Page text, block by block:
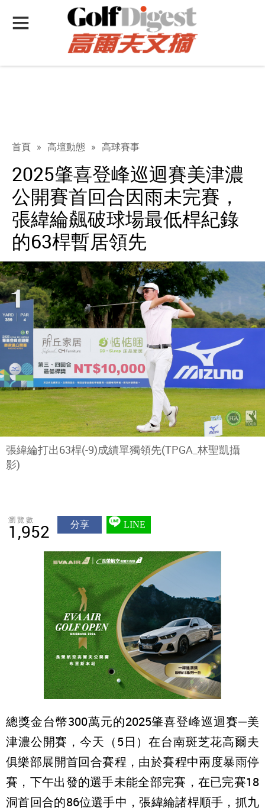
首頁 » 高壇動態 » 高球賽事
2025肇喜登峰巡迴賽美津濃
公開賽首回合因雨未完賽，
張緯綸飆破球場最低桿紀錄
的63桿暫居領先
張緯綸打出63桿(-9)成績單獨領先(TPGA_林聖凱攝
影)
瀏覽數
1,952 分享 LINE
總獎金台幣300萬元的2025肇喜登峰巡迴賽─美
津濃公開賽，今天（5日）在台南斑芝花高爾夫
俱樂部展開首回合賽程，由於賽程中兩度暴雨停
賽，下午出發的選手未能全部完賽，在已完賽18
洞首回合的86位選手中，張緯綸諸桿順手，抓九